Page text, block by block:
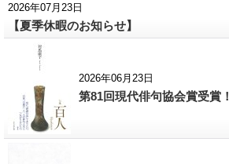
2026年07月23日
【夏季休暇のお知らせ】
2026年06月23日
第81回現代俳句協会賞受賞！